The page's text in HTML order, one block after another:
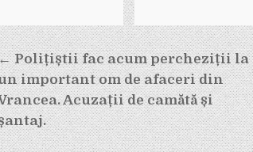
Polițiștii fac acum percheziții la
important om de afaceri din
Acuzații de camătă și